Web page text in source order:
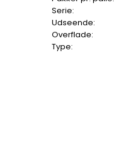
Serie:
Udseende:
Overflade:
Type: